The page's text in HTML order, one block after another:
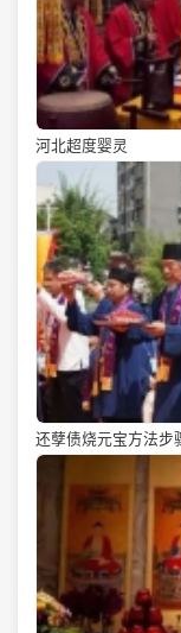
河北超度婴灵
还孽债烧元宝方法步